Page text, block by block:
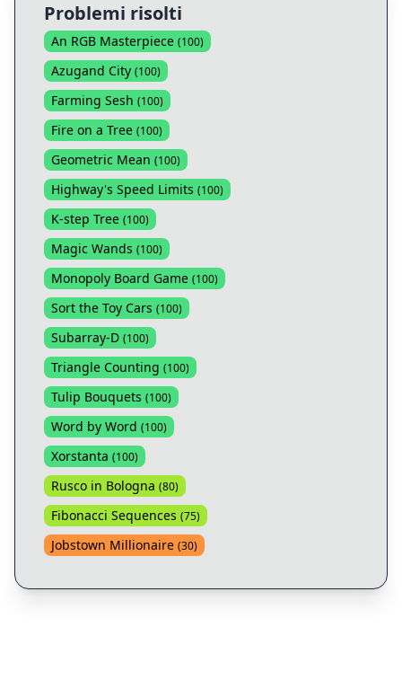
Problemi risolti
An RGB Masterpiece (100)
Azugand City (100)
Farming Sesh (100)
Fire on a Tree (100)
Geometric Mean (100)
Highway's Speed Limits (100)
K-step Tree (100)
Magic Wands (100)
Monopoly Board Game (100)
Sort the Toy Cars (100)
Subarray-D (100)
Triangle Counting (100)
Tulip Bouquets (100)
Word by Word (100)
Xorstanta (100)
Rusco in Bologna (80)
Fibonacci Sequences (75)
Jobstown Millionaire (30)